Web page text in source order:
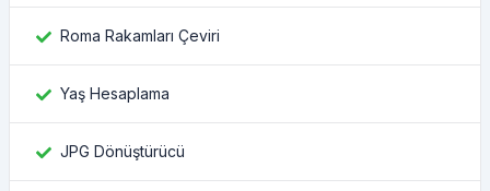
Roma Rakamları Çeviri
Yaş Hesaplama
JPG Dönüştürücü